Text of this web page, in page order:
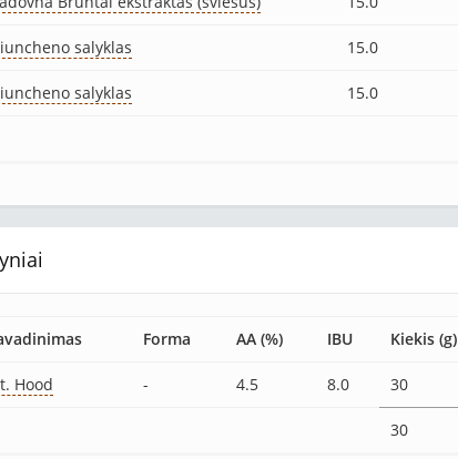
salyklas 15.0
salyklas 15.0
Forma AA (%) IBU Kiekis (g)
Hood - 4.5 8.0 30
30